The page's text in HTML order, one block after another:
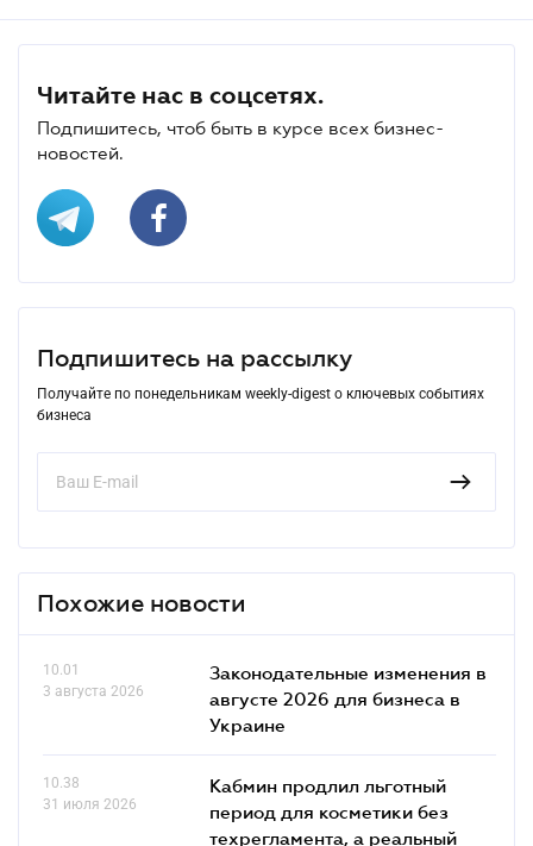
Читайте нас в соцсетях.
Подпишитесь, чтоб быть в курсе всех бизнес-
новостей.
Подпишитесь на рассылку
Получайте по понедельникам weekly-digest о ключевых событиях
бизнеса
Похожие новости
10.01
3 августа 2026
Законодательные изменения в
августе 2026 для бизнеса в
Украине
10.38
31 июля 2026
Кабмин продлил льготный
период для косметики без
техрегламента, а реальный